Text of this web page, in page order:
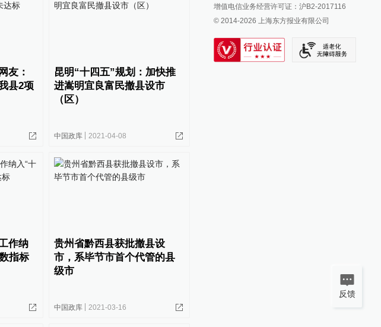
友：
县2项
昆明“十四五”规划：加快推
进嵩明宜良富民撤县设市
（区）
中国政库 2021-04-08
作纳
指标
贵州省黔西县获批撤县设
市，系毕节市首个代管的县
级市
中国政库 2021-03-16
派生万物开放平台
IP SHANGHAI
SIXTH TONE
增值电信业务经营许可证：沪B2-2017116
© 2014-2026 上海东方报业有限公司
反馈